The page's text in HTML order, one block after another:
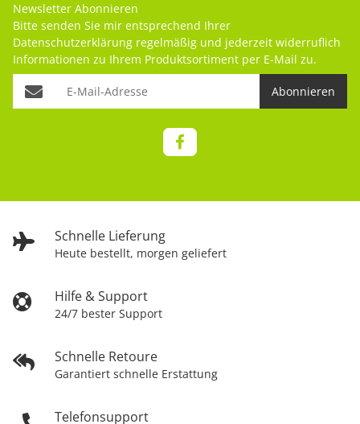
Schnelle Lieferung
Heute bestellt, morgen geliefert
Hilfe & Support
24/7 bester Support
Schnelle Retoure
Garantiert schnelle Erstattung
Telefonsupport
Newsletter Abonnieren
Bitte senden Sie mir entsprechend Ihrer
Datenschutzerklärung regelmäßig und jederzeit widerruflich
Informationen zu Ihrem Produktsortiment per E-Mail zu.
Abonnieren